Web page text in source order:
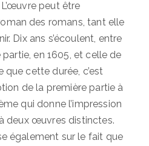
peut être
des romans, tant elle
Dix ans s’écoulent, entre
partie, en 1605, et celle de
que cette durée, c’est
de la première partie à
qui donne l’impression
deux œuvres distinctes.
également sur le fait que